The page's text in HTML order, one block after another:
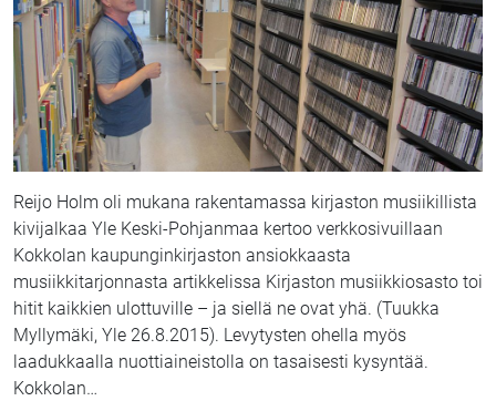
Reijo Holm oli mukana rakentamassa kirjaston musiikillista
kivijalkaa Yle Keski-Pohjanmaa kertoo verkkosivuillaan
Kokkolan kaupunginkirjaston ansiokkaasta
musiikkitarjonnasta artikkelissa Kirjaston musiikkiosasto toi
hitit kaikkien ulottuville – ja siellä ne ovat yhä. (Tuukka
Myllymäki, Yle 26.8.2015). Levytysten ohella myös
laadukkaalla nuottiaineistolla on tasaisesti kysyntää.
Kokkolan…